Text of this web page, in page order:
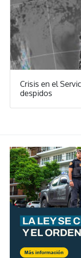
Crisis en el
despidos